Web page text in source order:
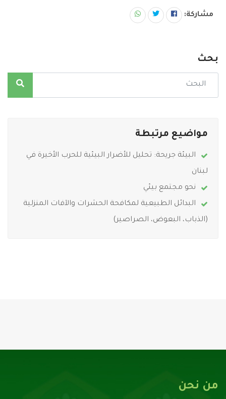
مشاركة:
بحث
مواضيع مرتبطة
البيئة جريحة: تحليل للأضرار البيئية للحرب الأخيرة في
لبنان
نحو مجتمع بيئي
البدائل الطبيعية لمكافحة الحشرات والآفات المنزلية
(الذباب، البعوض، الصراصير)
من نحن